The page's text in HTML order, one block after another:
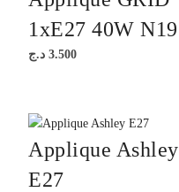
1xE27 40W N19
3.500 د.ج
Applique Ashley
E27